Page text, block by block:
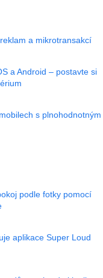
a mikrotransakcí
a Android – postavte si
s plnohodnotným
podle fotky pomocí
aplikace Super Loud